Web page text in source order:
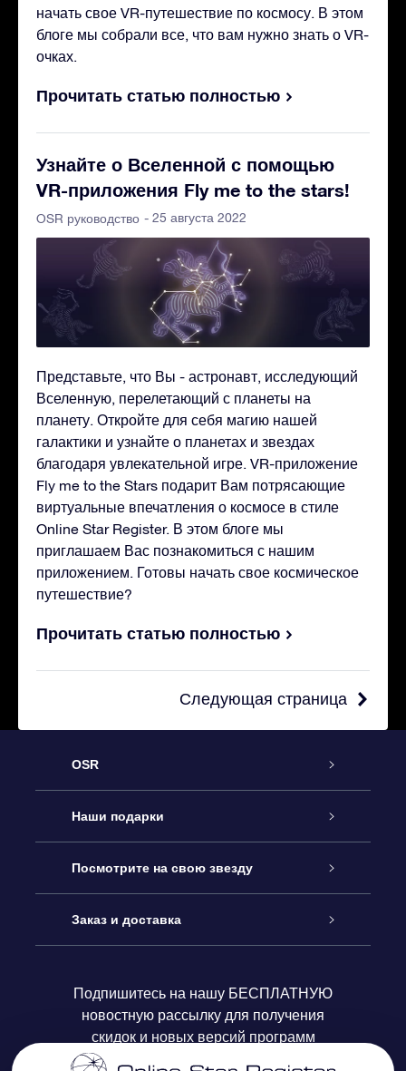
начать свое VR-путешествие по космосу. В этом
блоге мы собрали все, что вам нужно знать о VR-
очках.
Прочитать статью полностью
Узнайте о Вселенной с помощью
VR-приложения Fly me to the stars!
OSR руководство - 25 августа 2022
Представьте, что Вы - астронавт, исследующий
Вселенную, перелетающий с планеты на
планету. Откройте для себя магию нашей
галактики и узнайте о планетах и звездах
благодаря увлекательной игре. VR-приложение
Fly me to the Stars подарит Вам потрясающие
виртуальные впечатления о космосе в стиле
Online Star Register. В этом блоге мы
приглашаем Вас познакомиться с нашим
приложением. Готовы начать свое космическое
путешествие?
Прочитать статью полностью
Следующая страница
OSR
Обслуживание
Как с нами связаться
Блог
Отзывы
Наши подарки
Онлайн подарок Online Star Gift
Подарочный набор OSR
Подарочная карта OSR
Посмотрите на свою звезду
Звездный реестр
Персонализированная страница Star Page
Заказ и доставка
Платежная информация
Подпишитесь на нашу БЕСПЛАТНУЮ
новостную рассылку для получения
скидок и новых версий программ